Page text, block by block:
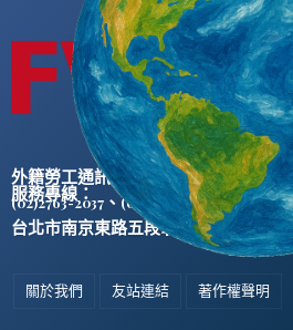
外籍勞工通訊社版權所有 ©
服務專線：
(02)2763-2037 、(02)2765-0906
台北市南京東路五段47號5樓之2
關於我們 友站連結 著作權聲明